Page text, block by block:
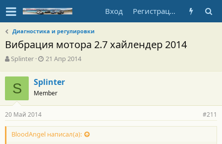
Вход Регистрация
Диагностика и регулировки
Вибрация мотора 2.7 хайлендер 2014
А
т
о
р
т
е
м
ы
Splinter
Д
а
н
а
л
а
21 Апр 2014
S Splinter
Member
20 Май 2014 #211
BloodAngel написал(а):